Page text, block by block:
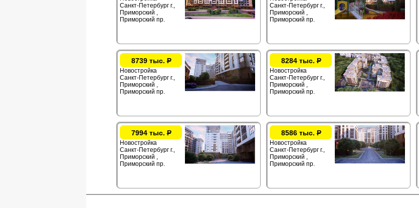
Санкт-Петербург г.,
Приморский ,
Приморский пр.
Санкт-Петербург г.,
Приморский ,
Приморский пр.
8739 тыс.Р
Новостройка
Санкт-Петербург г.,
Приморский ,
Приморский пр.
8284 тыс.Р
Новостройка
Санкт-Петербург г.,
Приморский ,
Приморский пр.
7994 тыс.Р
Новостройка
Санкт-Петербург г.,
Приморский ,
Приморский пр.
8586 тыс.Р
Новостройка
Санкт-Петербург г.,
Приморский ,
Приморский пр.